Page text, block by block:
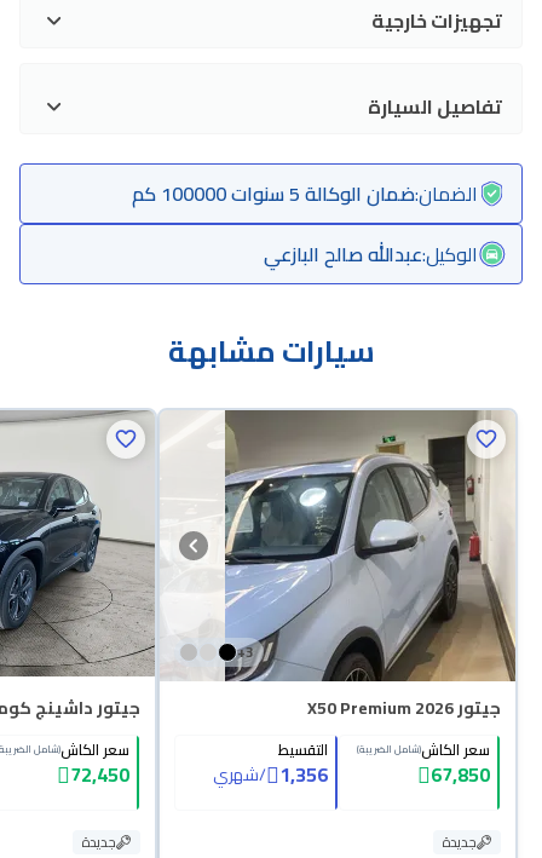
تجهيزات خارجية
تفاصيل السيارة
الضمان:ضمان الوكالة 5 سنوات 100000 كم
الوكيل:عبدالله صالح البازعي
سيارات مشابهة
3
+
جيتور X50 Premium 2026
سعر الكاش(شامل الضريبة)
67,850
التقسيط
1,356
/شهري
جديدة
جيتور داشينج
سعر الكاش(شامل
72,450
جديدة